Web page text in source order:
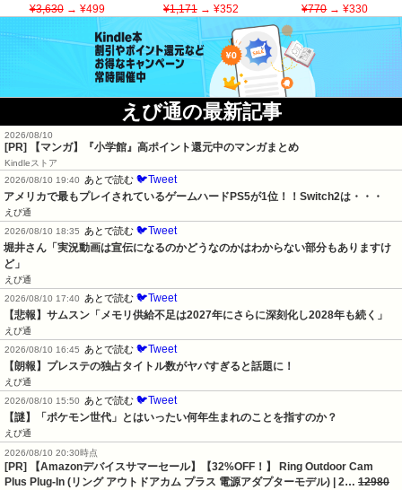
¥3,630→ ¥499 ¥1,171→ ¥352 ¥770→ ¥330
えび通の最新記事
2026/08/10
[PR] 【マンガ】『小学館』高ポイント還元中のマンガまとめ
Kindleストア
2026/08/10 19:40
あとで読む 🐦Tweet
アメリカで最もプレイされているゲームハードPS5が1位！！Switch2は・・・
えび通
2026/08/10 18:35
あとで読む 🐦Tweet
堀井さん「実況動画は宣伝になるのかどうなのかはわからない部分もありますけ
ど」
えび通
2026/08/10 17:40
あとで読む 🐦Tweet
【悲報】サムスン「メモリ供給不足は2027年にさらに深刻化し2028年も続く」
えび通
2026/08/10 16:45
あとで読む 🐦Tweet
【朗報】プレステの独占タイトル数がヤバすぎると話題に！
えび通
2026/08/10 15:50
あとで読む 🐦Tweet
【謎】「ポケモン世代」とはいったい何年生まれのことを指すのか？
えび通
2026/08/10 20:30時点
[PR] 【Amazonデバイスサマーセール】【32%OFF！】 Ring Outdoor Cam
Plus Plug-In (リング アウトドアカム プラス 電源アダプターモデル) | 2… 12980